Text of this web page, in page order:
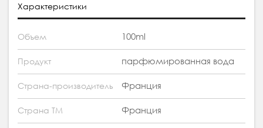
Характеристики
Объем 100ml
Продукт парфюмированная вода
Страна-производитель Франция
Страна ТМ Франция